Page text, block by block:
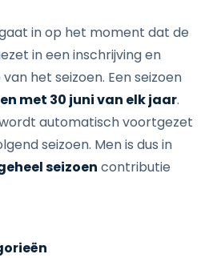
in op het moment dat de
in een inschrijving en
het seizoen. Een seizoen
met 30 juni van elk jaar.
automatisch voortgezet
seizoen. Men is dus in
seizoen contributie